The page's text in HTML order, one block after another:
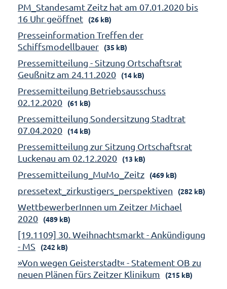
PM_Standesamt Zeitz hat am 07.01.2020 bis
16 Uhr geöffnet
(26 kB)
Presseinformation Treffen der
Schiffsmodellbauer
(35 kB)
Pressemitteilung - Sitzung Ortschaftsrat
Geußnitz am 24.11.2020
(14 kB)
Pressemitteilung Betriebsausschuss
02.12.2020
(61 kB)
Pressemitteilung Sondersitzung Stadtrat
07.04.2020
(14 kB)
Pressemitteilung zur Sitzung Ortschaftsrat
Luckenau am 02.12.2020
(13 kB)
Pressemitteilung_MuMo_Zeitz (469 kB)
pressetext_zirkustigers_perspektiven (282 kB)
WettbewerberInnen um Zeitzer Michael
2020
(489 kB)
[19.1109] 30. Weihnachtsmarkt - Ankündigung
- MS
(242 kB)
»Von wegen Geisterstadt« - Statement OB zu
neuen Plänen fürs Zeitzer Klinikum
(215 kB)